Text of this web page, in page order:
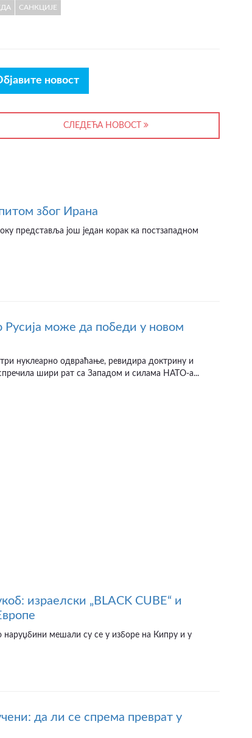
САНКЦИЈЕ
новост
СЛЕДЕЋА НОВОСТ
због Ирана
представља још један корак ка постзападном
Русија може да победи у новом
нуклеарно одвраћање, ревидира доктрину и
шири рат са Западом и силама НАТО-а...
израелски „BLACK CUBE“ и
наруџбини мешали су се у изборе на Кипру и у
да ли се спрема преврат у